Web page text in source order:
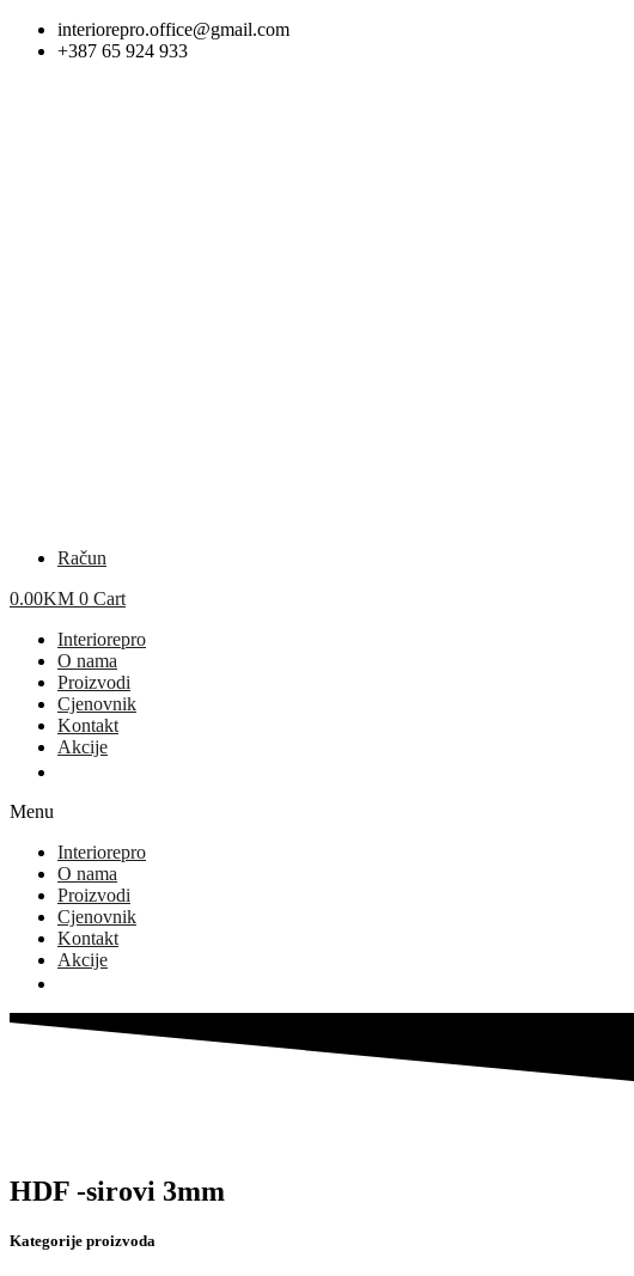
Skip
interiorepro.office@gmail.com
+387 65 924 933
Račun
0.00KM 0 Cart
Interiorepro
O nama
Proizvodi
Cjenovnik
Kontakt
Akcije
Menu
Interiorepro
O nama
Proizvodi
Cjenovnik
Kontakt
Akcije
HDF -sirovi 3mm
Kategorije proizvoda